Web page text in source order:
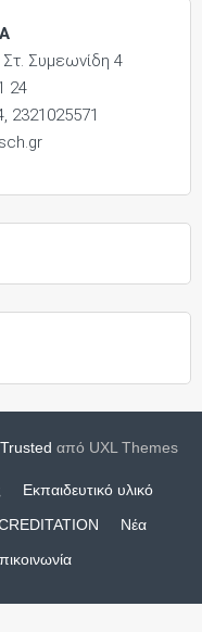
Στ. Συμεωνίδη 4
24
2321025571
Trusted από UXL Themes
Εκπαιδευτικό υλικό
Νέα